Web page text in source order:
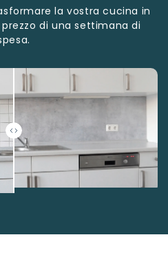
la vostra cucina in
di una settimana di